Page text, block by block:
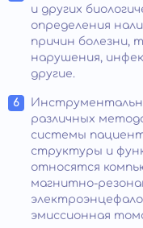
и других
определения
причин болезни,
нарушения,
другие.
различных
системы
структуры и
относятся
магнитно-
эмиссионная